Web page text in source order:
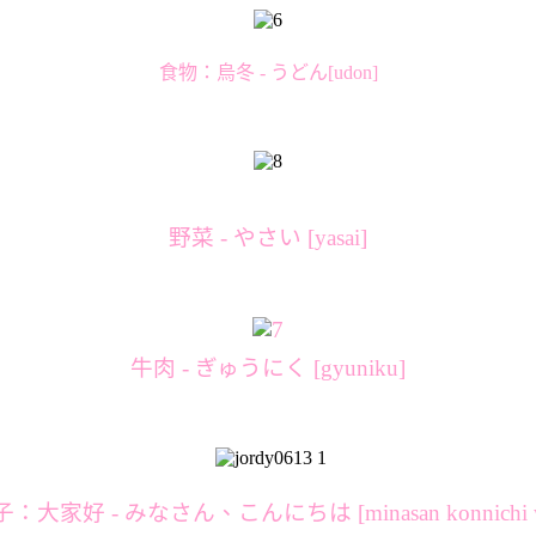
食物： 烏冬 - うどん[udon]
野菜 - やさい [yasai]
牛肉 - ぎゅうにく [gyuniku]
：大家好 - みなさん、こんにちは [minasan konnichi